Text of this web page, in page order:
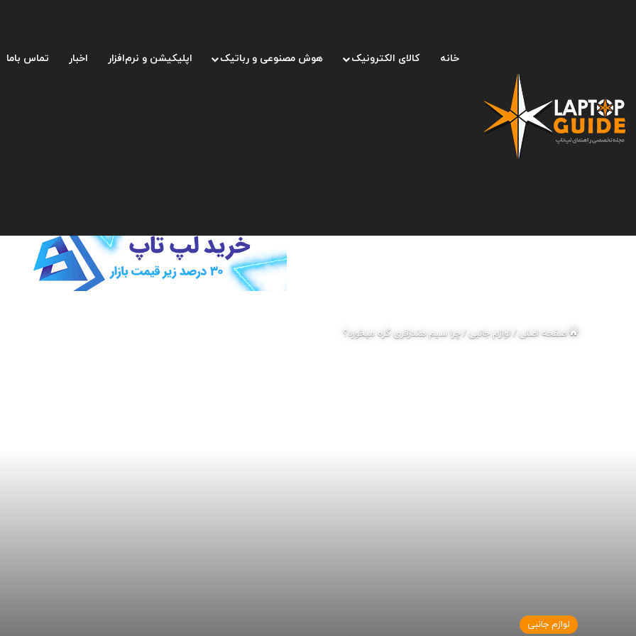
خانه کالای الکترونیک هوش مصنوعی و رباتیک اپلیکیشن و نرم‌افزار اخبار تماس باما
صفحه اصلی/لوازم جانبی/چرا سیم هندزفری گره میخورد؟
لوازم جانبی